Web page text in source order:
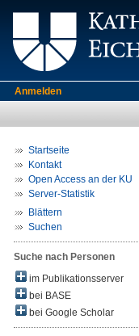
Anmelden
Startseite
Kontakt
Open Access an der KU
Server-Statistik
Blättern
Suchen
Suche nach Personen
im Publikationsserver
bei BASE
bei Google Scholar